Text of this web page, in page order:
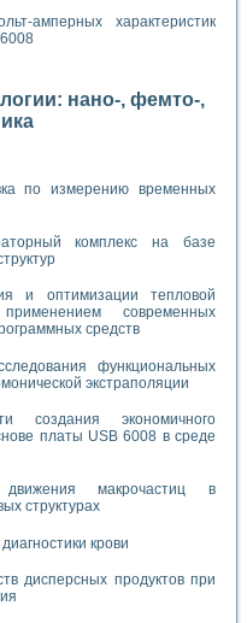
амперных характеристик
нано-, фемто-,
по измерению временных
комплекс на базе
и оптимизации тепловой
современных
средств
функциональных
экстраполяции
создания экономичного
платы USB 6008 в среде
движения макрочастиц в
структурах
крови
дисперсных продуктов при